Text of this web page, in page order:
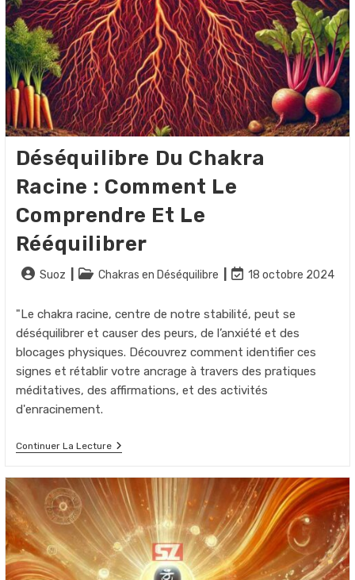
Déséquilibre Du Chakra
Racine : Comment Le
Comprendre Et Le
Rééquilibrer
Auteur/autrice
la
Suoz
PostChakras en Déséquilibre
Dernière
de
publication :
18 octobre 2024
"Le chakra racine, centre de notre stabilité, peut se
déséquilibrer et causer des peurs, de l’anxiété et des
blocages physiques. Découvrez comment identifier ces
signes et rétablir votre ancrage à travers des pratiques
méditatives, des affirmations, et des activités
d'enracinement.
Continuer La LectureDéséquilibre
Racine
:
Comment
Le
Comprendre
Et
Le
Rééquilibrer